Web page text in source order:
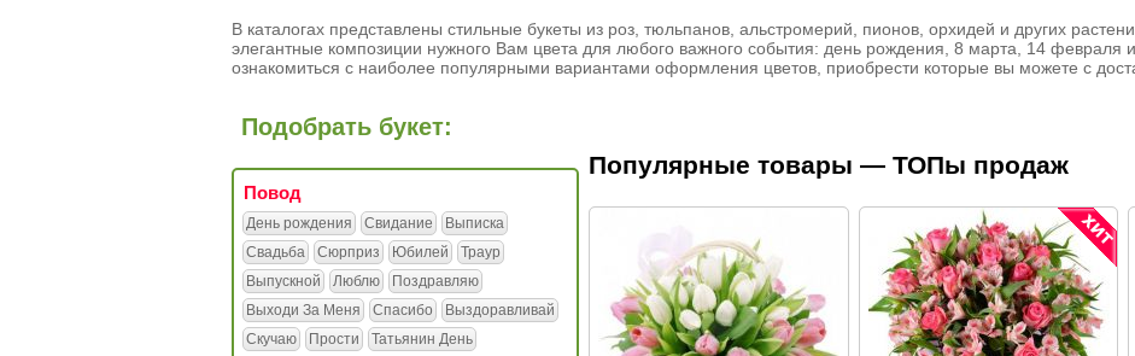
В каталогах представлены стильные букеты из роз, тюльпанов, альстромерий, пионов, орхидей и других
элегантные композиции нужного Вам цвета для любого важного события: день рождения, 8 марта, 14 февраля
ознакомиться с наиболее популярными вариантами оформления цветов, приобрести которые вы можете с
Подобрать букет:
Повод
День рождения Свидание
Выписка
Свадьба
Сюрприз Юбилей
Траур
Выпускной
Люблю
Поздравляю
Выходи За Меня
Спасибо
Выздоравливай
Скучаю
Прости Татьянин День
Популярные товары — ТОПы продаж